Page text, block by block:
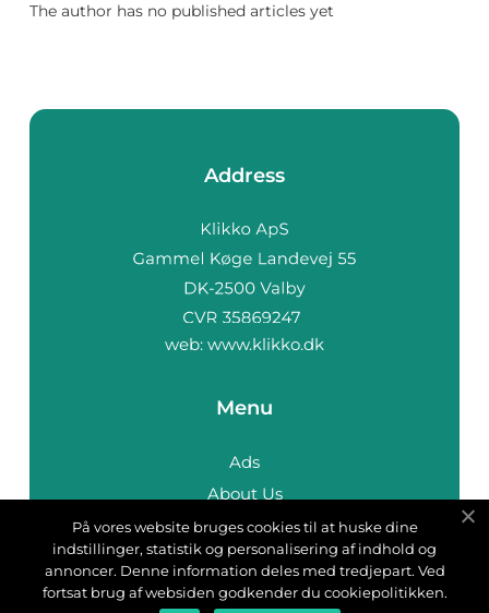
The author has no published articles yet
Address
web: www.klikko.dk
Menu
Ads
About Us
Cookies
Contact
Sitemap
På vores website bruges cookies til at huske dine
indstillinger, statistik og personalisering af indhold og
annoncer. Denne information deles med tredjepart. Ved
fortsat brug af websiden godkender du cookiepolitikken.